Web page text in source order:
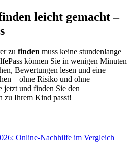
leicht gemacht –
zu finden muss keine stundenlange
können Sie in wenigen Minuten
Bewertungen lesen und eine
– ohne Risiko und ohne
jetzt und finden Sie den
zu Ihrem Kind passt!
Online-Nachhilfe im Vergleich